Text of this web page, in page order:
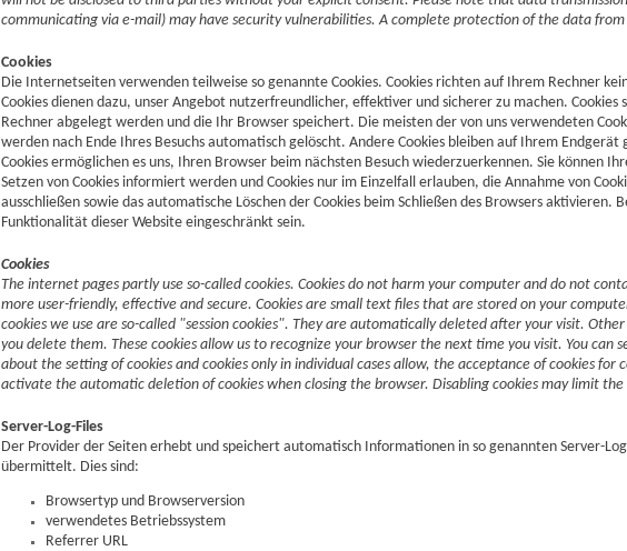
communicating via e-mail) may have security vulnerabilities. A complete protection of the data from
Cookies
Die Internetseiten verwenden teilweise so genannte Cookies. Cookies richten auf Ihrem Rechner
Cookies dienen dazu, unser Angebot nutzerfreundlicher, effektiver und sicherer zu machen.
Rechner abgelegt werden und die Ihr Browser speichert. Die meisten der von uns verwendeten
werden nach Ende Ihres Besuchs automatisch gelöscht. Andere Cookies bleiben auf Ihrem Endgerät
Cookies ermöglichen es uns, Ihren Browser beim nächsten Besuch wiederzuerkennen. Sie können
Setzen von Cookies informiert werden und Cookies nur im Einzelfall erlauben, die Annahme von
ausschließen sowie das automatische Löschen der Cookies beim Schließen des Browsers aktivieren.
Funktionalität dieser Website eingeschränkt sein.
Cookies
The internet pages partly use so-called cookies. Cookies do not harm your computer and do not
more user-friendly, effective and secure. Cookies are small text files that are stored on your
cookies we use are so-called "session cookies". They are automatically deleted after your visit.
you delete them. These cookies allow us to recognize your browser the next time you visit. You can
about the setting of cookies and cookies only in individual cases allow, the acceptance of cookies for
activate the automatic deletion of cookies when closing the browser. Disabling cookies may limit
Server-Log-Files
Der Provider der Seiten erhebt und speichert automatisch Informationen in so genannten Server-
übermittelt. Dies sind:
Browsertyp und Browserversion
verwendetes Betriebssystem
Referrer URL